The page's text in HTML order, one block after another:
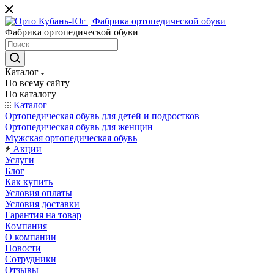
Фабрика ортопедической обуви
Каталог
По всему сайту
По каталогу
Каталог
Ортопедическая обувь для детей и подростков
Ортопедическая обувь для женщин
Мужская ортопедическая обувь
Акции
Услуги
Блог
Как купить
Условия оплаты
Условия доставки
Гарантия на товар
Компания
О компании
Новости
Сотрудники
Отзывы